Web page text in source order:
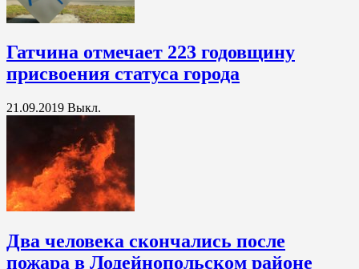
Гатчина отмечает 223 годовщину
присвоения статуса города
21.09.2019 Выкл.
Два человека скончались после
пожара в Лодейнопольском районе